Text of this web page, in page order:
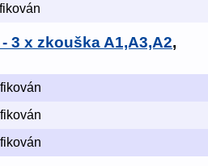
3 x zkouška A1,A3,A2,